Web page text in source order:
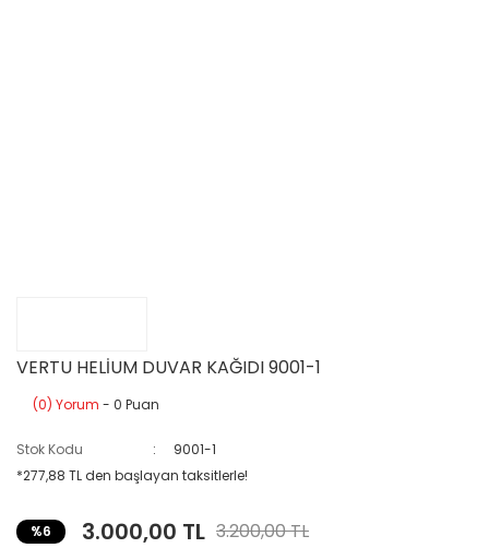
VERTU HELİUM DUVAR KAĞIDI 9001-1
(0) Yorum - 0 Puan
Stok Kodu
9001-1
*277,88 TL den başlayan taksitlerle!
%6 3.000,00 TL 3.200,00 TL